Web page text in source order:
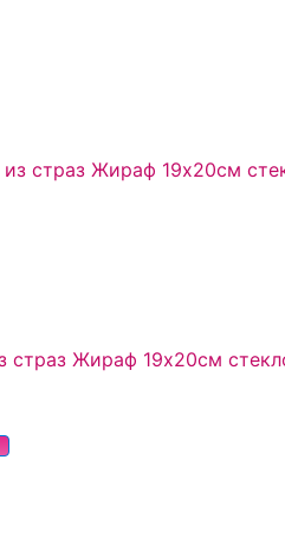
страз Жираф 19х20см